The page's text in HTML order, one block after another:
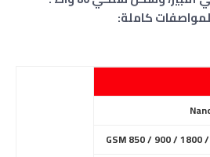
كاملة: